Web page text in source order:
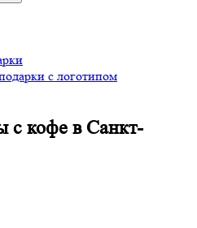
с логотипом
с кофе в Санкт-